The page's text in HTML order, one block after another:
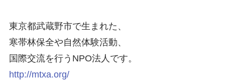
東京都武蔵野市で生まれた、
寒帯林保全や自然体験活動、
国際交流を行うNPO法人です。
http://mtxa.org/